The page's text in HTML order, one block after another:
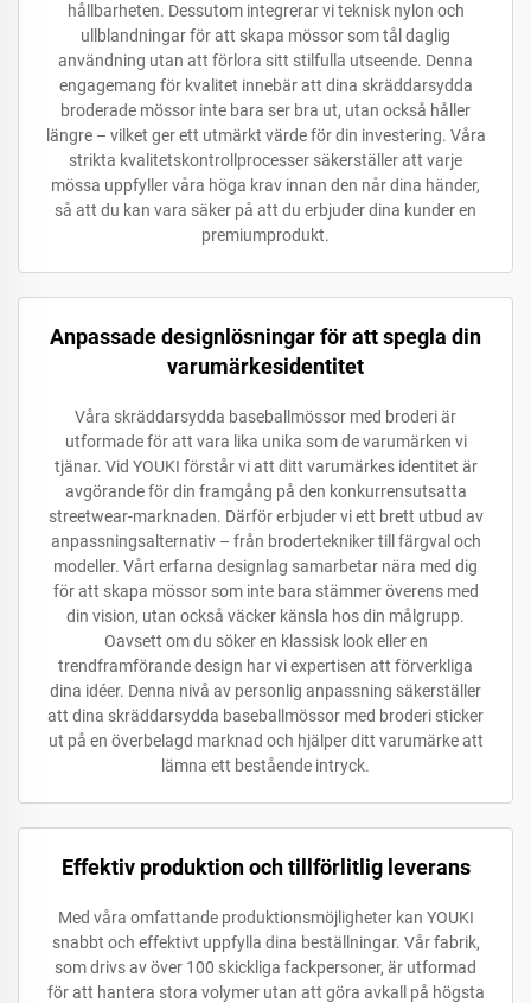
hållbarheten. Dessutom integrerar vi teknisk nylon och
ullblandningar för att skapa mössor som tål daglig
användning utan att förlora sitt stilfulla utseende. Denna
engagemang för kvalitet innebär att dina skräddarsydda
broderade mössor inte bara ser bra ut, utan också håller
längre – vilket ger ett utmärkt värde för din investering. Våra
strikta kvalitetskontrollprocesser säkerställer att varje
mössa uppfyller våra höga krav innan den når dina händer,
så att du kan vara säker på att du erbjuder dina kunder en
premiumprodukt.
Anpassade designlösningar för att spegla din
varumärkesidentitet
Våra skräddarsydda baseballmössor med broderi är
utformade för att vara lika unika som de varumärken vi
tjänar. Vid YOUKI förstår vi att ditt varumärkes identitet är
avgörande för din framgång på den konkurrensutsatta
streetwear-marknaden. Därför erbjuder vi ett brett utbud av
anpassningsalternativ – från brodertekniker till färgval och
modeller. Vårt erfarna designlag samarbetar nära med dig
för att skapa mössor som inte bara stämmer överens med
din vision, utan också väcker känsla hos din målgrupp.
Oavsett om du söker en klassisk look eller en
trendframförande design har vi expertisen att förverkliga
dina idéer. Denna nivå av personlig anpassning säkerställer
att dina skräddarsydda baseballmössor med broderi sticker
ut på en överbelagd marknad och hjälper ditt varumärke att
lämna ett bestående intryck.
Effektiv produktion och tillförlitlig leverans
Med våra omfattande produktionsmöjligheter kan YOUKI
snabbt och effektivt uppfylla dina beställningar. Vår fabrik,
som drivs av över 100 skickliga fackpersoner, är utformad
för att hantera stora volymer utan att göra avkall på högsta